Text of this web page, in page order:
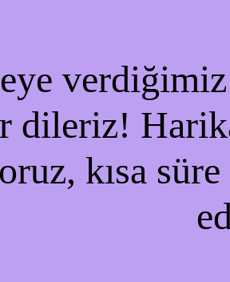
verdiğimiz
dileriz!
kısa